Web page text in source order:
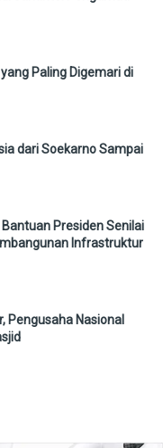
Paling Digemari di
dari Soekarno Sampai
Bantuan Presiden Senilai
Infrastruktur
Pengusaha Nasional